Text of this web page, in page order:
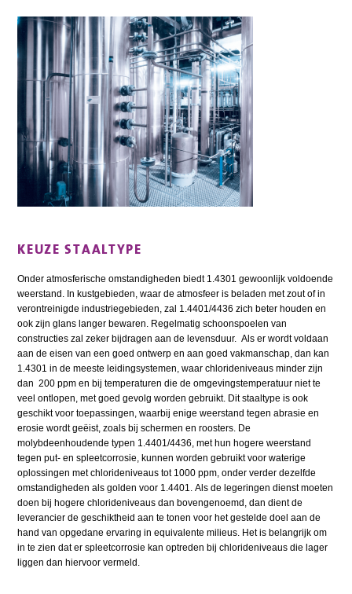
KEUZE STAALTYPE
Onder atmosferische omstandigheden biedt 1.4301 gewoonlijk voldoende
weerstand. In kustgebieden, waar de atmosfeer is beladen met zout of in
verontreinigde indus­triegebieden, zal 1.4401/4436 zich beter houden en
ook zijn glans langer bewaren. Regelmatig schoonspoelen van
constructies zal zeker bijdragen aan de levensduur. Als er wordt voldaan
aan de eisen van een goed ontwerp en aan goed vakmanschap, dan kan
1.4301 in de meeste leidingsystemen, waar chlorideniveaus minder zijn
dan 200 ppm en bij temperaturen die de omgevingstemperatuur niet te
veel ontlopen, met goed gevolg worden gebruikt. Dit staaltype is ook
geschikt voor toepassingen, waarbij enige weerstand tegen abrasie en
erosie wordt geëist, zoals bij schermen en roosters. De
molybdeenhoudende typen 1.4401/4436, met hun hogere weerstand
tegen put- en spleetcorrosie, kunnen worden gebruikt voor waterige
oplossingen met chlorideniveaus tot 1000 ppm, onder verder dezelfde
omstandigheden als golden voor 1.4401. Als de legeringen dienst moeten
doen bij hogere chlorideniveaus dan bovengenoemd, dan dient de
leverancier de geschiktheid aan te tonen voor het gestelde doel aan de
hand van opgedane ervaring in equivalente milieus. Het is belangrijk om
in te zien dat er spleetcorrosie kan optreden bij chlorideniveaus die lager
liggen dan hiervoor vermeld.